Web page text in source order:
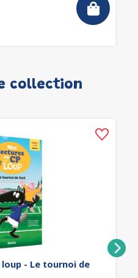
collection
- Le tournoi de